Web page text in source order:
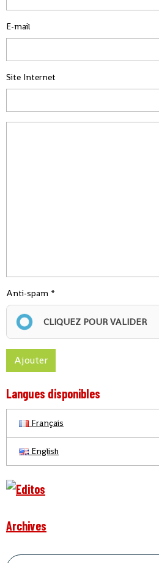
E-mail
Site Internet
Anti-spam
CLIQUEZ POUR VALIDER
Ajouter
Langues disponibles
Français
English
Archives